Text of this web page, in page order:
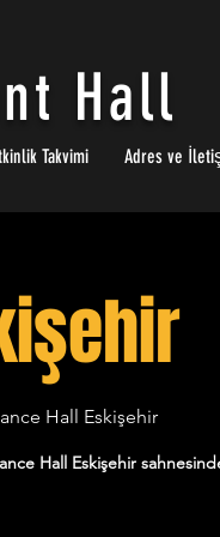
Takvimi Adres ve
Hall
Hall Eskişehir
Hall Eskişehir